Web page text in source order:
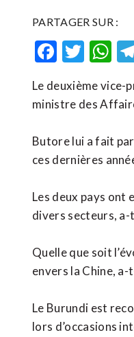
PARTAGER SUR :
Le deuxième vice-
ministre des
Butore lui a fait
ces dernières
Les deux pays ont
divers secteurs,
Quelle que soit
envers la Chine,
Le Burundi est
lors d’occasions